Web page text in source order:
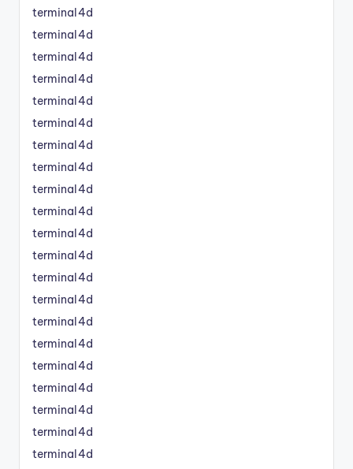
terminal4d
terminal4d
terminal4d
terminal4d
terminal4d
terminal4d
terminal4d
terminal4d
terminal4d
terminal4d
terminal4d
terminal4d
terminal4d
terminal4d
terminal4d
terminal4d
terminal4d
terminal4d
terminal4d
terminal4d
terminal4d